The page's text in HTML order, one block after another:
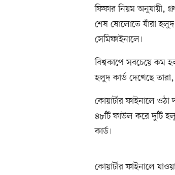
ফিফার নিয়ম অনুযায়ী,
শেষ ষোলোতে যাঁরা হলুদ
সেমিফাইনালে।
বিশ্বকাপে সবচেয়ে কম
হলুদ কার্ড দেখেছে
কোয়ার্টার ফাইনালে
৪৮টি ফাউল করে দুটি
কার্ড।
কোয়ার্টার ফাইনালে